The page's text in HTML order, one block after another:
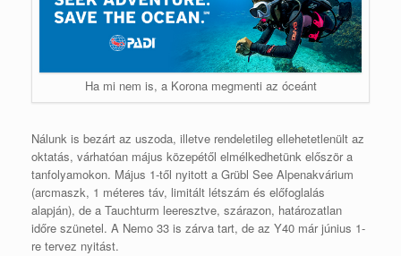
Ha mi nem is, a Korona megmenti az óceánt
Nálunk is bezárt az uszoda, illetve rendeletileg ellehetetlenült az
oktatás, várhatóan május közepétől elmélkedhetünk először a
tanfolyamokon. Május 1-től nyitott a Grübl See Alpenakvárium
(arcmaszk, 1 méteres táv, limitált létszám és előfoglalás
alapján), de a Tauchturm leeresztve, szárazon, határozatlan
időre szünetel. A Nemo 33 is zárva tart, de az Y40 már június 1-
re tervez nyitást.